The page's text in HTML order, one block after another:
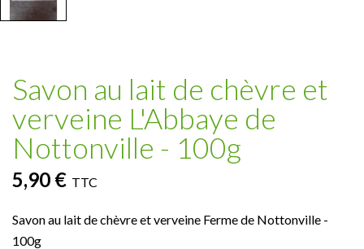
Savon au lait de chèvre et
verveine L'Abbaye de
Nottonville - 100g
5,90 € TTC
Savon au lait de chèvre et verveine Ferme de Nottonville -
100g